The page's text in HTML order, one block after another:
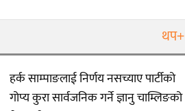
थप+
हर्क साम्पाङलाई निर्णय नसच्याए पार्टीको
गोप्य कुरा सार्वजनिक गर्ने ज्ञानु चाम्लिङको